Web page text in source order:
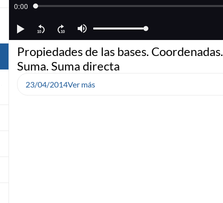
Propiedades de las bases. Coordenadas.
Suma. Suma directa
23/04/2014Ver más